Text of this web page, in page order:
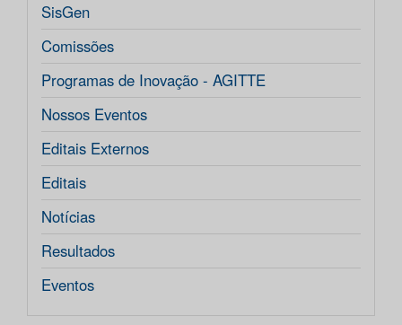
SisGen
Comissões
Programas de Inovação - AGITTE
Nossos Eventos
Editais Externos
Editais
Notícias
Resultados
Eventos